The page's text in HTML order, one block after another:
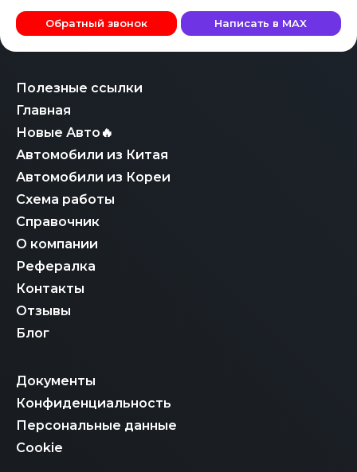
Полезные ссылки
Главная
Новые Авто🔥
Автомобили из Китая
Автомобили из Кореи
Схема работы
Справочник
О компании
Рефералка
Контакты
Отзывы
Блог
Документы
Конфиденциальность
Персональные данные
Cookie
Обратный звонок Написать в MAX